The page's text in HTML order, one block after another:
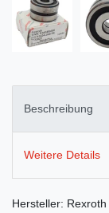
Beschreibung
Weitere Details
Hersteller: Rexroth